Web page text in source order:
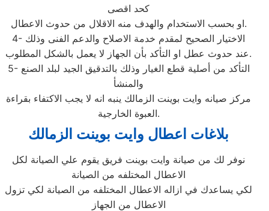
كحد اقصى
او بحسب الاستخدام والهدف منه الاقلال من حدوث الاعطال.
4- الاختيار الصحيح لمقدم خدمة الاصلاح والدعم الفنى وذلك
عند حدوث عطل او التأكد بأن الجهاز لا يعمل بالشكل المطلوب.
5- التأكد من أصلية قطع الغيار وذلك بالتدقيق الجيد لبلد الصنع
والمنشأ
مركز صيانه وايت بوينت الزمالك ينبه انه لا يجب الاكتفاء بقراءة
العبوة الخارجية.
بلاغات اعطال وايت بوينت الزمالك
نوفر لك من صيانة وايت بوينت فريق يقوم علي الصيانة لكل
الاعطال المختلفه من الصيانة
لكي يساعدك في ازاله الاعطال المختلفه من الصيانة لكي تزول
الاعطال من الجهاز